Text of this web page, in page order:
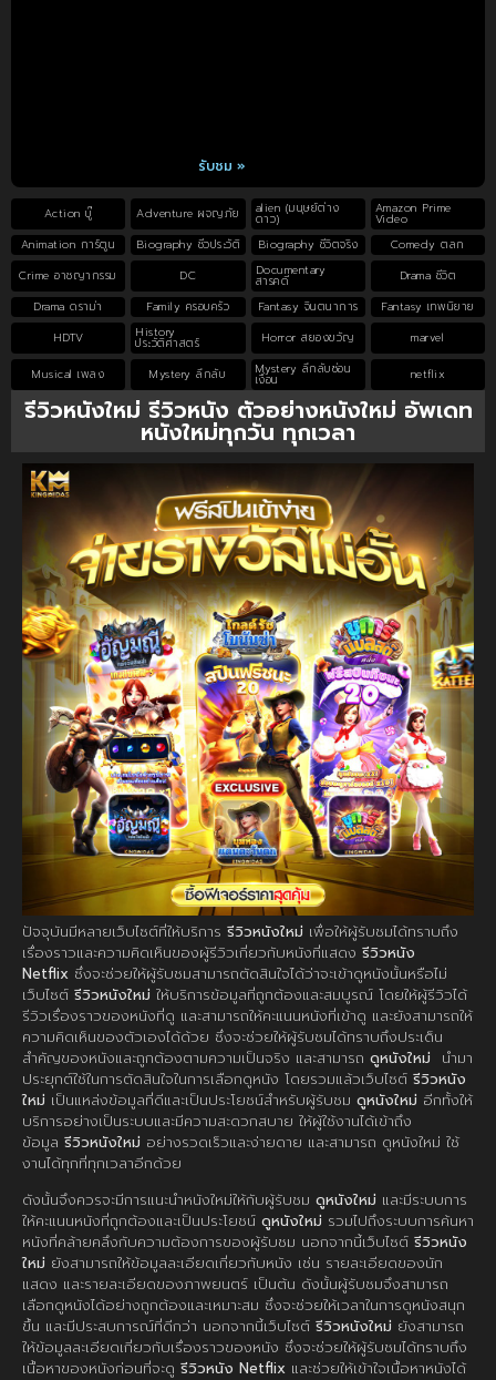
รับชม »
Action บู๊ Adventure ผจญภัย alien (มนุษย์ต่าง
ดาว)
Amazon Prime
Video
Animation การ์ตูน
Biography ชีวประวัติ Biography ชีวิตจริง
Comedy ตลก
Crime อาชญากรรม
DC Documentary
สารคดี
Drama ชีวิต
Drama ดราม่า
Family ครอบครัว Fantasy จินตนาการ
Fantasy เทพนิยาย
HDTV
History
ประวัติศาสตร์ Horror สยองขวัญ marvel
Musical เพลง Mystery ลึกลับ Mystery ลึกลับซ่อน
เงื่อน netflix
รีวิวหนังใหม่ รีวิวหนัง ตัวอย่างหนังใหม่ อัพเดท
หนังใหม่ทุกวัน ทุกเวลา
ปัจจุบันมีหลายเว็บไซต์ที่ให้บริการ รีวิวหนังใหม่ เพื่อให้ผู้รับชมได้ทราบถึง
เรื่องราวและความคิดเห็นของผู้รีวิวเกี่ยวกับหนังที่แสดง รีวิวหนัง
Netflix ซึ่งจะช่วยให้ผู้รับชมสามารถตัดสินใจได้ว่าจะเข้าดูหนังนั้นหรือไม่
เว็บไซต์ รีวิวหนังใหม่ ให้บริการข้อมูลที่ถูกต้องและสมบูรณ์ โดยให้ผู้รีวิวได้
รีวิวเรื่องราวของหนังที่ดู และสามารถให้คะแนนหนังที่เข้าดู และยังสามารถให้
ความคิดเห็นของตัวเองได้ด้วย ซึ่งจะช่วยให้ผู้รับชมได้ทราบถึงประเด็น
สำคัญของหนังและถูกต้องตามความเป็นจริง และสามารถ ดูหนังใหม่ นำมา
ประยุกต์ใช้ในการตัดสินใจในการเลือกดูหนัง โดยรวมแล้วเว็บไซต์ รีวิวหนัง
ใหม่ เป็นแหล่งข้อมูลที่ดีและเป็นประโยชน์สำหรับผู้รับชม ดูหนังใหม่ อีกทั้งให้
บริการอย่างเป็นระบบและมีความสะดวกสบาย ให้ผู้ใช้งานได้เข้าถึง
ข้อมูล รีวิวหนังใหม่ อย่างรวดเร็วและง่ายดาย และสามารถ ดูหนังใหม่ ใช้
งานได้ทุกที่ทุกเวลาอีกด้วย
ดังนั้นจึงควรจะมีการแนะนำหนังใหม่ให้กับผู้รับชม ดูหนังใหม่ และมีระบบการ
ให้คะแนนหนังที่ถูกต้องและเป็นประโยชน์ ดูหนังใหม่ รวมไปถึงระบบการค้นหา
หนังที่คล้ายคลึงกับความต้องการของผู้รับชม นอกจากนี้เว็บไซต์ รีวิวหนัง
ใหม่ ยังสามารถให้ข้อมูลละเอียดเกี่ยวกับหนัง เช่น รายละเอียดของนัก
แสดง และรายละเอียดของภาพยนตร์ เป็นต้น ดังนั้นผู้รับชมจึงสามารถ
เลือกดูหนังได้อย่างถูกต้องและเหมาะสม ซึ่งจะช่วยให้เวลาในการดูหนังสนุก
ขึ้น และมีประสบการณ์ที่ดีกว่า นอกจากนี้เว็บไซต์ รีวิวหนังใหม่ ยังสามารถ
ให้ข้อมูลละเอียดเกี่ยวกับเรื่องราวของหนัง ซึ่งจะช่วยให้ผู้รับชมได้ทราบถึง
เนื้อหาของหนังก่อนที่จะดู รีวิวหนัง Netflix และช่วยให้เข้าใจเนื้อหาหนังได้